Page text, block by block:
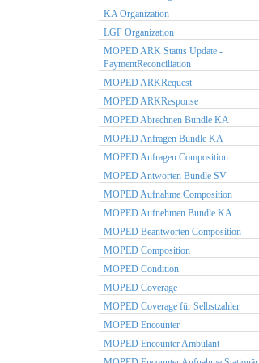
KA Organization
LGF Organization
MOPED ARK Status Update -
PaymentReconciliation
MOPED ARKRequest
MOPED ARKResponse
MOPED Abrechnen Bundle KA
MOPED Anfragen Bundle KA
MOPED Anfragen Composition
MOPED Antworten Bundle SV
MOPED Aufnahme Composition
MOPED Aufnehmen Bundle KA
MOPED Beantworten Composition
MOPED Composition
MOPED Condition
MOPED Coverage
MOPED Coverage für Selbstzahler
MOPED Encounter
MOPED Encounter Ambulant